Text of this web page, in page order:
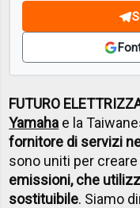
FUTURO
Yamaha e la
fornitore di servizi
sono uniti per creare
emissioni, che
sostituibile. Siamo